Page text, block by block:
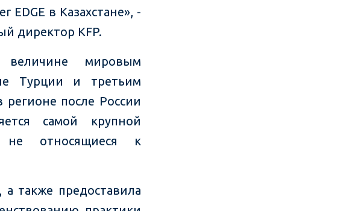
в Казахстане», -
директор KFP.
величине мировым
Турции и третьим
после России
самой крупной
не относящиеся к
а также предоставила